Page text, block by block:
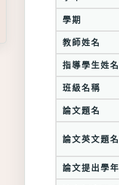
學期
教師姓名
指導學生姓名
班級名稱
論文題名
論文英文題名
論文提出學年